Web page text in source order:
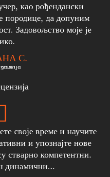
као рођендански
породице, да допуним
Задовољство моје је
С.
своје време и научите
и упознајте нове
стварно компетентни.
динамични...